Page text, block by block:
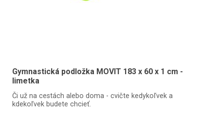
Gymnastická podložka MOVIT 183 x 60 x 1 cm -
limetka
Či už na cestách alebo doma - cvičte kedykoľvek a
kdekoľvek budete chcieť.